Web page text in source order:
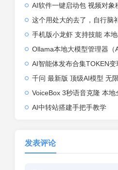
AI软件一键启动包 视频对象移除MiniMax-
这个用处大的去了，自行脑补AI软件
手机版小龙虾 支持技能 本
Ollama本地大模型管理器（
AI智能体发布合集TOKEN
千问 最新版 顶级AI模型 无
VoiceBox 3秒语音克隆 本地
AI中转站搭建手把手教学
发表评论